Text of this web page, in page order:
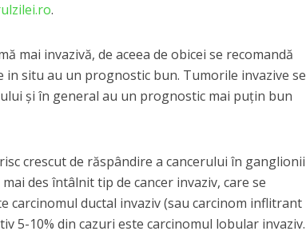
.
mai invazivă, de aceea de obicei se recomandă
in situ au un prognostic bun. Tumorile invazive se
şi în general au un prognostic mai puţin bun
crescut de răspândire a cancerului în ganglionii
des întâlnit tip de cancer invaziv, care se
carcinomul ductal invaziv (sau carcinom inflitrant
5-10% din cazuri este carcinomul lobular invaziv.